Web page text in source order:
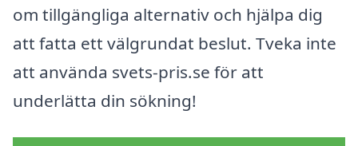
om tillgängliga alternativ och hjälpa dig
att fatta ett välgrundat beslut. Tveka inte
att använda svets-pris.se för att
underlätta din sökning!